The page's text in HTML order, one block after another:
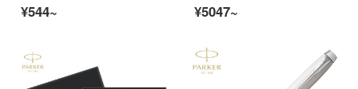
¥544~
¥5047~